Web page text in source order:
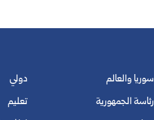
سوريا والعالم
رئاسة الجمهورية
دولي
تعليم